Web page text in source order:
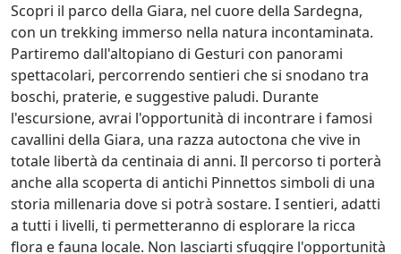
Scopri il parco della Giara, nel cuore della Sardegna,
con un trekking immerso nella natura incontaminata.
Partiremo dall'altopiano di Gesturi con panorami
spettacolari, percorrendo sentieri che si snodano tra
boschi, praterie, e suggestive paludi. Durante
l'escursione, avrai l'opportunità di incontrare i famosi
cavallini della Giara, una razza autoctona che vive in
totale libertà da centinaia di anni. Il percorso ti porterà
anche alla scoperta di antichi Pinnettos simboli di una
storia millenaria dove si potrà sostare. I sentieri, adatti
a tutti i livelli, ti permetteranno di esplorare la ricca
flora e fauna locale. Non lasciarti sfuggire l'opportunità